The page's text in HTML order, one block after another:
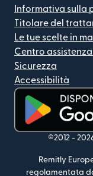
Informativa sulla
Titolare del
Le tue scelte in
Centro
Sicurezza
Accessibilità
(si apre in una
©2012 -
Remitly
regolamentata